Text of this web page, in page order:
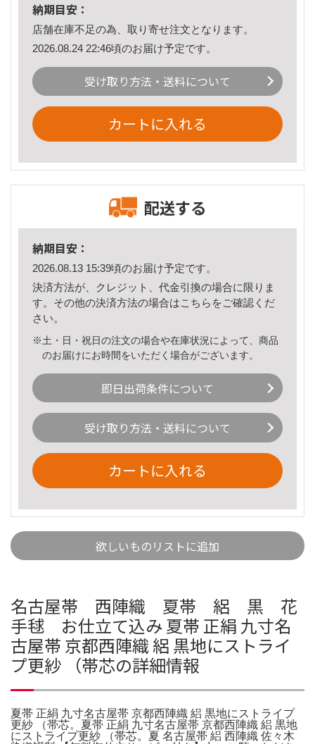
納期目安：
店舗在庫不足の為、取り寄せ注文となります。
2026.08.24 22:46頃のお届け予定です。
受け取り方法・送料について
カートに入れる
配送する
納期目安：
2026.08.13 15:39頃のお届け予定です。
決済方法が、クレジット、代金引換の場合に限りま
す。その他の決済方法の場合はこちら をご確認くだ
さい。
※土・日・祝日の注文の場合や在庫状況によって、商品
のお届けにお時間をいただく場合がございます。
即日出荷条件について
受け取り方法・送料について
カートに入れる
欲しいものリストに追加
名古屋帯 西陣織 夏帯 絽 黒 花
手毬 お仕立て込み 夏帯 正絹 九寸名
古屋帯 京都西陣織 絽 黒地にストライ
プ更紗 （帯芯の詳細情報
夏帯 正絹 九寸名古屋帯 京都西陣織 絽 黒地にストライプ
更紗 （帯芯。夏帯 正絹 九寸名古屋帯 京都西陣織 絽 黒地
にストライプ更紗 （帯芯。夏 名古屋帯 絽 西陣織 佐々木